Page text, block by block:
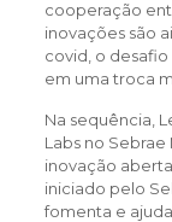
cooperação
inovações são
covid, o
em uma troca
Na sequência,
Labs no
inovação
iniciado pelo
fomenta e